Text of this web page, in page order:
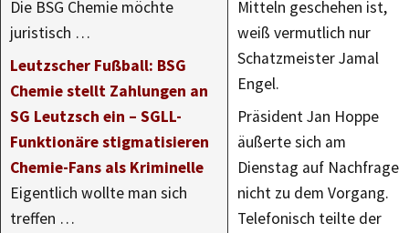
Die BSG Chemie möchte
juristisch …
Leutzscher Fußball: BSG
Chemie stellt Zahlungen an
SG Leutzsch ein – SGLL-
Funktionäre stigmatisieren
Chemie-Fans als Kriminelle
Eigentlich wollte man sich
treffen …
Mitteln geschehen ist,
weiß vermutlich nur
Schatzmeister Jamal
Engel.
Präsident Jan Hoppe
äußerte sich am
Dienstag auf Nachfrage
nicht zu dem Vorgang.
Telefonisch teilte der